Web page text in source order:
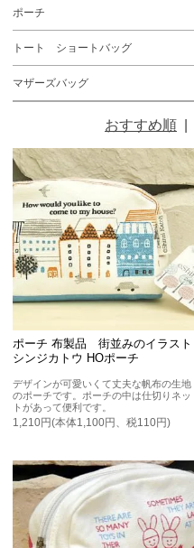
ポーチ
トート ショートバッグ
マザーズバッグ
おすすめ順
ポーチ 布製品 街並みのイラスト
シンジカトウ HOポーチ
デザインが可愛いくて丈夫な帆布の生地
のポーチです。ポーチの中は仕切りネッ
トがあって便利です。
1,210円(本体1,100円、税110円)